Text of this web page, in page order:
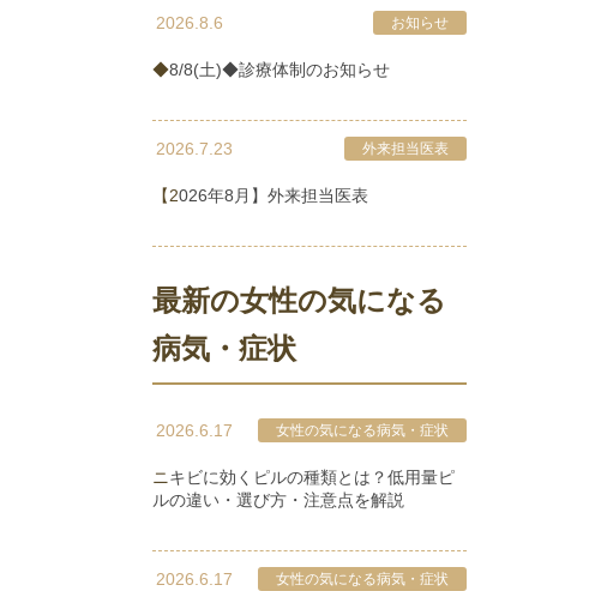
2026.8.6 お知らせ
◆8/8(土)◆診療体制のお知らせ
2026.7.23 外来担当医表
【2026年8月】外来担当医表
最新の女性の気になる
病気・症状
2026.6.17 女性の気になる病気・症状
ニキビに効くピルの種類とは？低用量ピ
ルの違い・選び方・注意点を解説
2026.6.17 女性の気になる病気・症状